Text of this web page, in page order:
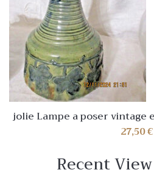
jolie Lampe a poser vintage en céramique vernissé
Acolay
27,50€
Recent